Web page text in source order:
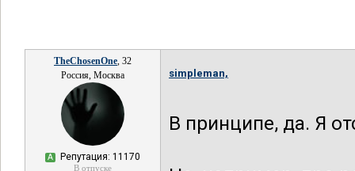
TheChosenOne, 32
Россия, Москва
А Репутация: 11170
В отпуске
simpleman,
В принципе, да. Я